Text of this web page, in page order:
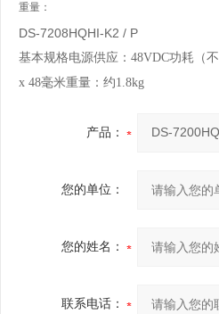
重量：
DS-7208HQHI-K2 / P
基本规格电源供应：48VDC功耗（
x 48毫米重量：约1.8kg
产品：
您的单位：
您的姓名：
联系电话：